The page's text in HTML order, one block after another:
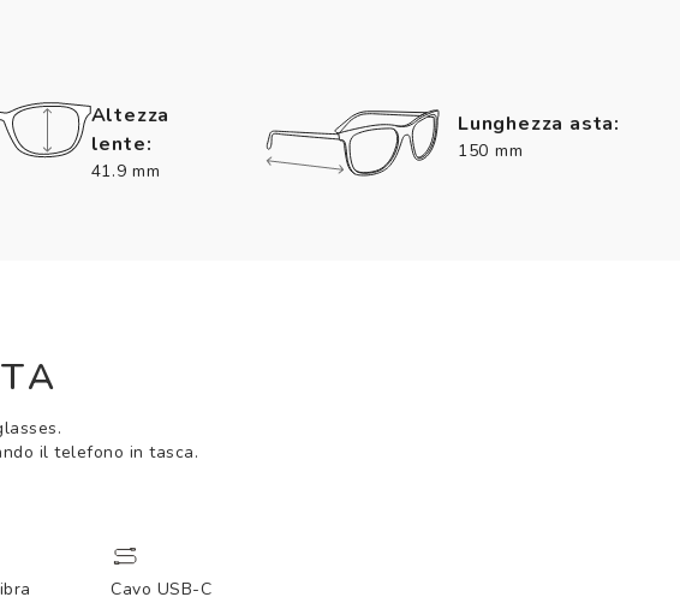
Altezza
lente:
41.9 mm
Lunghezza asta:
150 mm
il telefono in tasca.
Cavo USB-C